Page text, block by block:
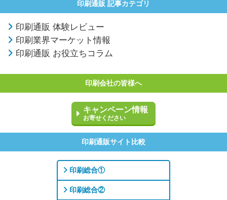
印刷通販 記事カテゴリ
印刷通販 体験レビュー
印刷業界マーケット情報
印刷通販 お役立ちコラム
印刷会社の皆様へ
キャンペーン情報
お寄せください
印刷通販サイト比較
印刷総合①
印刷総合②